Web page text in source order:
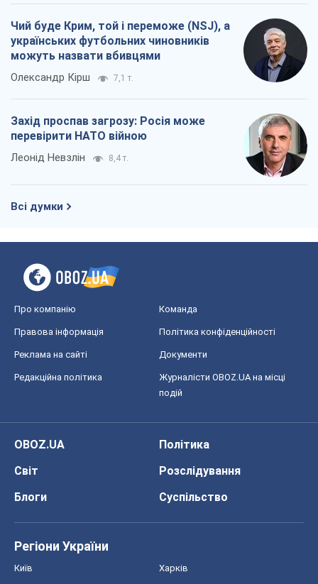
Чий буде Крим, той і переможе (NSJ), а
українських футбольних чиновників
можуть назвати вбивцями
Олександр Кірш 7,1 т.
Захід проспав загрозу: Росія може
перевірити НАТО війною
Леонід Невзлін 8,4 т.
Всі думки
Про компанію Команда
Правова інформація Політика конфіденційності
Реклама на сайті Документи
Редакційна політика
Журналісти OBOZ.UA на місці
подій
OBOZ.UA
Політика
Світ
Розслідування
Блоги
Суспільство
Регіони України
Київ Харків